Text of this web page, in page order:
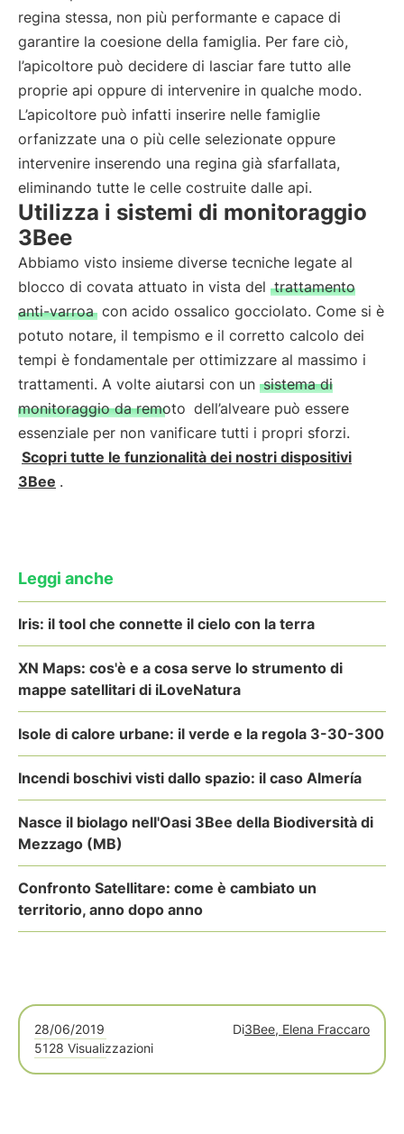
regina stessa, non più performante e capace di
garantire la coesione della famiglia. Per fare ciò,
l’apicoltore può decidere di lasciar fare tutto alle
proprie api oppure di intervenire in qualche modo.
L’apicoltore può infatti inserire nelle famiglie
orfanizzate una o più celle selezionate oppure
intervenire inserendo una regina già sfarfallata,
eliminando tutte le celle costruite dalle api.
Utilizza i sistemi di monitoraggio
3Bee
Abbiamo visto insieme diverse tecniche legate al
blocco di covata attuato in vista del trattamento
anti-varroa con acido ossalico gocciolato. Come si è
potuto notare, il tempismo e il corretto calcolo dei
tempi è fondamentale per ottimizzare al massimo i
trattamenti. A volte aiutarsi con un sistema di
monitoraggio da remoto dell’alveare può essere
essenziale per non vanificare tutti i propri sforzi.
Scopri tutte le funzionalità dei nostri dispositivi
3Bee .
Leggi anche
Iris: il tool che connette il cielo con la terra
XN Maps: cos'è e a cosa serve lo strumento di
mappe satellitari di iLoveNatura
Isole di calore urbane: il verde e la regola 3-30-300
Incendi boschivi visti dallo spazio: il caso Almería
Nasce il biolago nell'Oasi 3Bee della Biodiversità di
Mezzago (MB)
Confronto Satellitare: come è cambiato un
territorio, anno dopo anno
28/06/2019 Di3Bee, Elena Fraccaro
5128 Visualizzazioni